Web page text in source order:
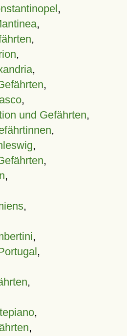
,
,
,
,
,
,
,
und Gefährten,
,
,
,
,
,
,
,
,
,
,